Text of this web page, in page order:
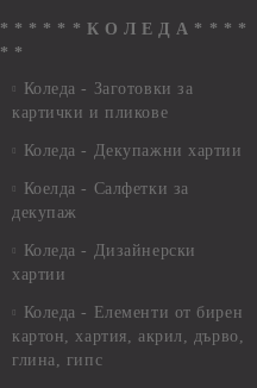
* * * * * * К О Л Е Д А * * * *
* *
Коледа - Заготовки за
картички и пликове
Коледа - Декупажни хартии
Коелда - Салфетки за
декупаж
Коледа - Дизайнерски
хартии
Коледа - Eлементи от бирен
картон, хартия, акрил, дърво,
глина, гипс